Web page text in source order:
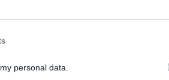
personal data.
ville
simple loisir ou un